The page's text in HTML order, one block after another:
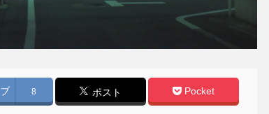
8 ポスト Pocket